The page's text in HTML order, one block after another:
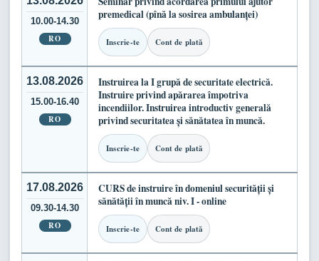
10.00-14.30
RO
premedical (pînă la sosirea ambulanței)
Inscrie-te Cont de plată
13.08.2026
15.00-16.40
RO
Instruirea la I grupă de securitate electrică.
Instruire privind apărarea împotriva
incendiilor. Instruirea introductiv generală
privind securitatea și sănătatea în muncă.
Inscrie-te Cont de plată
17.08.2026
09.30-14.30
RO
CURS de instruire în domeniul securității și
sănătății în muncă niv. I - online
Inscrie-te Cont de plată